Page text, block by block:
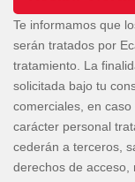
Te informamos que
serán tratados por
tratamiento. La
solicitada bajo tu
comerciales, en
carácter personal
cederán a terceros,
derechos de acceso,